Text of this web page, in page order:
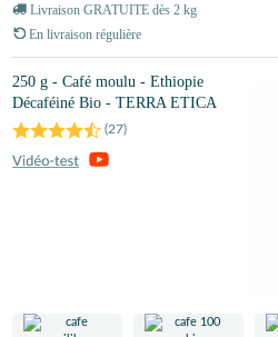
Livraison GRATUITE dès 2 kg
En livraison régulière
250 g - Café moulu - Ethiopie
Décaféiné Bio - TERRA ETICA
(27)